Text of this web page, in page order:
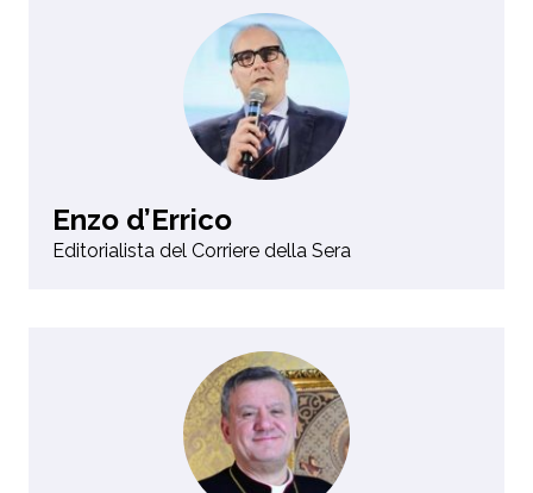
Enzo d’Errico
Editorialista del Corriere della Sera